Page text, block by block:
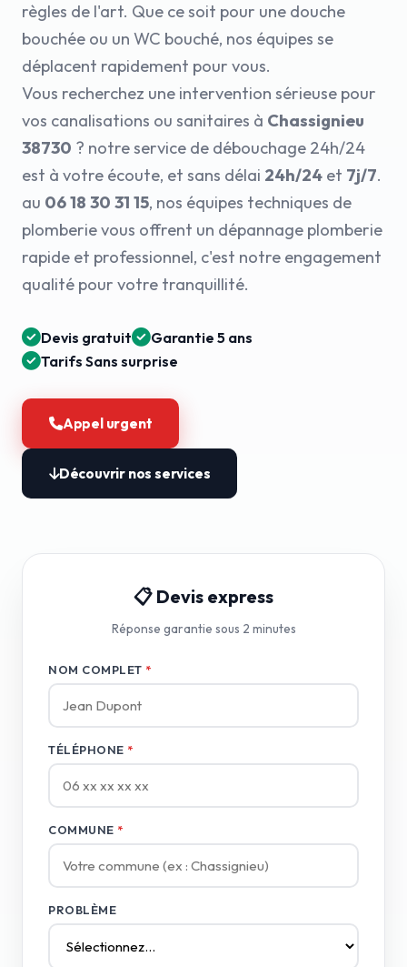
règles de l'art. Que ce soit pour une douche
bouchée ou un WC bouché, nos équipes se
déplacent rapidement pour vous.
Vous recherchez une intervention sérieuse pour
vos canalisations ou sanitaires à Chassignieu
38730 ? notre service de débouchage 24h/24
est à votre écoute, et sans délai 24h/24 et 7j/7.
au 06 18 30 31 15, nos équipes techniques de
plomberie vous offrent un dépannage plomberie
rapide et professionnel, c'est notre engagement
qualité pour votre tranquillité.
Devis gratuit
Garantie 5 ans
Tarifs Sans surprise
Appel urgent
Découvrir nos services
📋 Devis express
Réponse garantie sous 2 minutes
NOM COMPLET *
TÉLÉPHONE *
COMMUNE *
PROBLÈME